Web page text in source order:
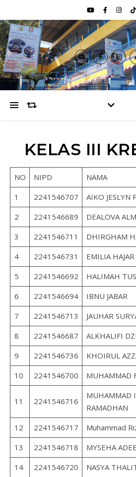
KELAS III
NO NIPD
NAMA
1
2241546707
AIKO JESLYN
2
2241546689
DEALOVA
3
2241546711
DHIRGHAM
4
2241546731
EMILIA
5
2241546692
HALIMAH
6
2241546694
IBNU JABAR
7
2241546713
JAUHAR
8
2241546687
ALKHALIFI
9
2241546736
KHOIRUL
10
2241546700 MUHAMMAD
11 2241546716
MUHAMMAD
RAMADHAN
12
2241546717
Muhammad
13
2241546718
MYSEHA
14
2241546720
NASYA